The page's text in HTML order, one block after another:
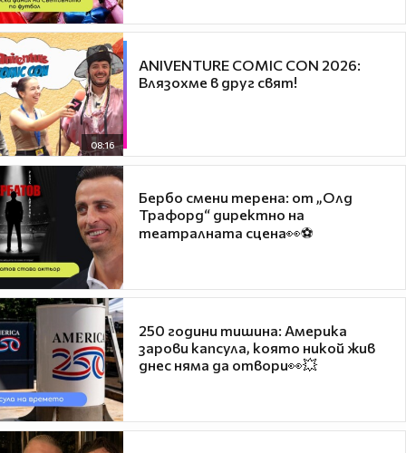
08:16
ANIVENTURE COMIC CON 2026:
Влязохме в друг свят!
Бербо смени терена: от „Олд
Трафорд“ директно на
театралната сцена👀⚽
250 години тишина: Америка
зарови капсула, която никой жив
днес няма да отвори👀💥